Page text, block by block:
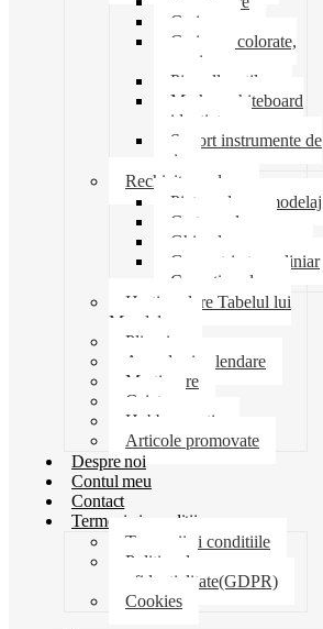
Carioca
Creioane colorate,
mecanice
Pix roller stilou
Marker whiteboard
evidentiator
Suport instrumente de
scris
Rechizite scolare
Pictura desen modelaj
Creta scolara
Ghiozdane penare
Geometrie trusa liniar
Coperti scolare
Harti scolare Tabelul lui
Mendeleev
Plicuri
Agende si calendare
Martisoare
Caiete
Hobby creatie
Articole promovate
Despre noi
Contul meu
Contact
Termeni si conditii
Termenii si conditiile
Politica de
confidentialitate(GDPR)
Cookies